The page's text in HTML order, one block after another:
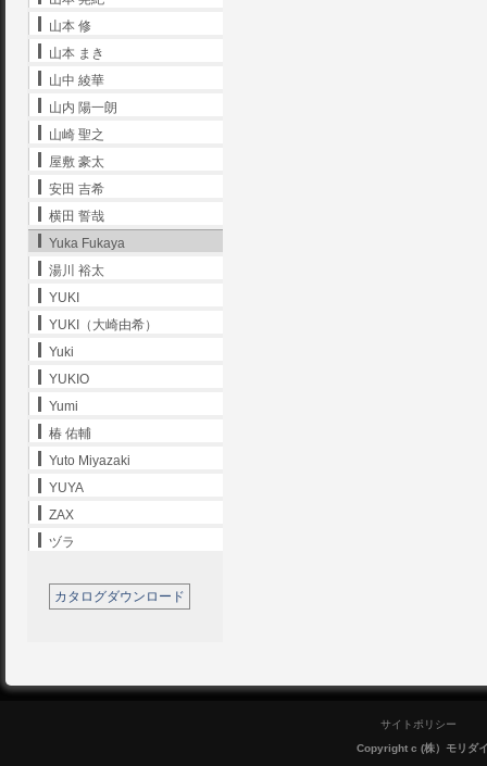
山本 修
山本 まき
山中 綾華
山内 陽一朗
山崎 聖之
屋敷 豪太
安田 吉希
横田 誓哉
Yuka Fukaya
湯川 裕太
YUKI
YUKI（大崎由希）
Yuki
YUKIO
Yumi
椿 佑輔
Yuto Miyazaki
YUYA
ZAX
ヅラ
カタログダウンロード
サイトポリシー
Copyright c (株）モリダ